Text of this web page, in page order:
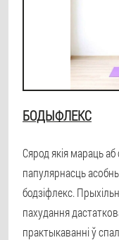
БОДЫФЛЕКС
Сярод якія мараць аб
папулярнасць
бодзіфлекс.
пахудання
практыкаванні ў